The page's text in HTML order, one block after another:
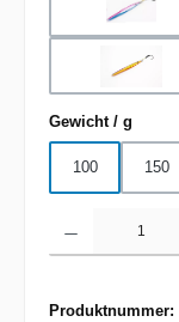
Gewicht / g
100 150
Produktnummer: